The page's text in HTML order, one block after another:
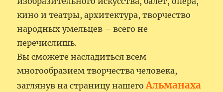
кино и театры, архитектура, творчество
народных умельцев – всего не
перечислишь.
Вы сможете насладиться всем
многообразием творчества человека,
заглянув на страницу нашегоАльманаха